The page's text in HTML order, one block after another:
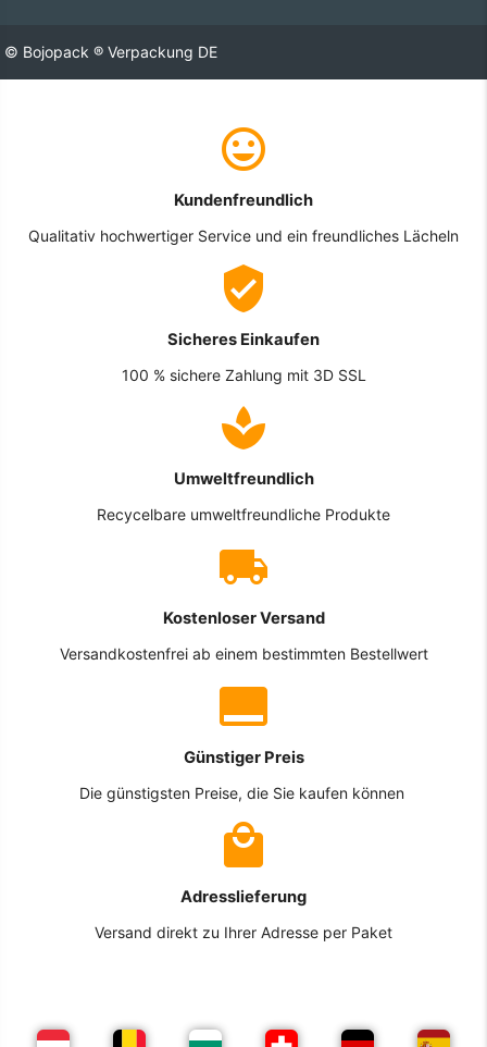
© Bojopack ® Verpackung DE
Kundenfreundlich
Qualitativ hochwertiger Service und ein freundliches Lächeln
Sicheres Einkaufen
100 % sichere Zahlung mit 3D SSL
Umweltfreundlich
Recycelbare umweltfreundliche Produkte
Kostenloser Versand
Versandkostenfrei ab einem bestimmten Bestellwert
Günstiger Preis
Die günstigsten Preise, die Sie kaufen können
Adresslieferung
Versand direkt zu Ihrer Adresse per Paket